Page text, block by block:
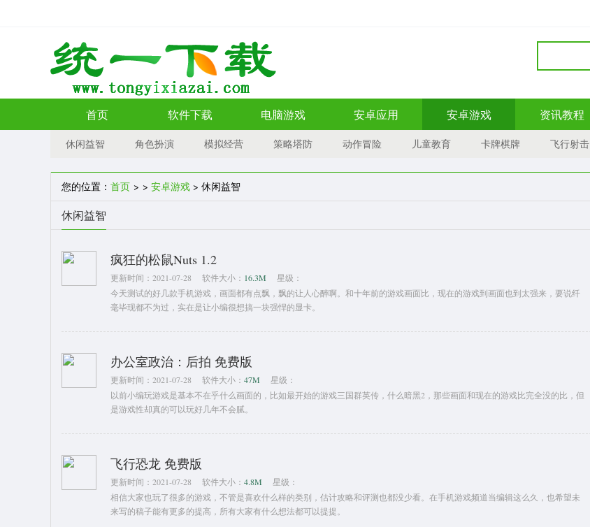
首页 软件下载 电脑游戏 安卓应用 安卓游戏 资讯教程
休闲益智 角色扮演 模拟经营 策略塔防 动作冒险 儿童教育 卡牌棋牌 飞行射击
您的位置： 首页 > > 安卓游戏 > 休闲益智
休闲益智
疯狂的松鼠Nuts 1.2
更新时间： 2021-07-28 软件大小： 16.3M
星级：
今天测试的好几款手机游戏，画面都有点飘，飘的让人心醉啊。和十年前的游戏画面比，现在的游戏到画面也到太强来，要说纤
毫毕现都不为过，实在是让小编很想搞一块强悍的显卡。
办公室政治：后拍 免费版
更新时间： 2021-07-28 软件大小： 47M
星级：
以前小编玩游戏是基本不在乎什么画面的，比如最开始的游戏三国群英传，什么暗黑2，那些画面和现在的游戏比完全没的比，但
是游戏性却真的可以玩好几年不会腻。
飞行恐龙 免费版
更新时间： 2021-07-28 软件大小： 4.8M
星级：
相信大家也玩了很多的游戏，不管是喜欢什么样的类别，估计攻略和评测也都没少看。在手机游戏频道当编辑这么久，也希望未
来写的稿子能有更多的提高，所有大家有什么想法都可以提提。